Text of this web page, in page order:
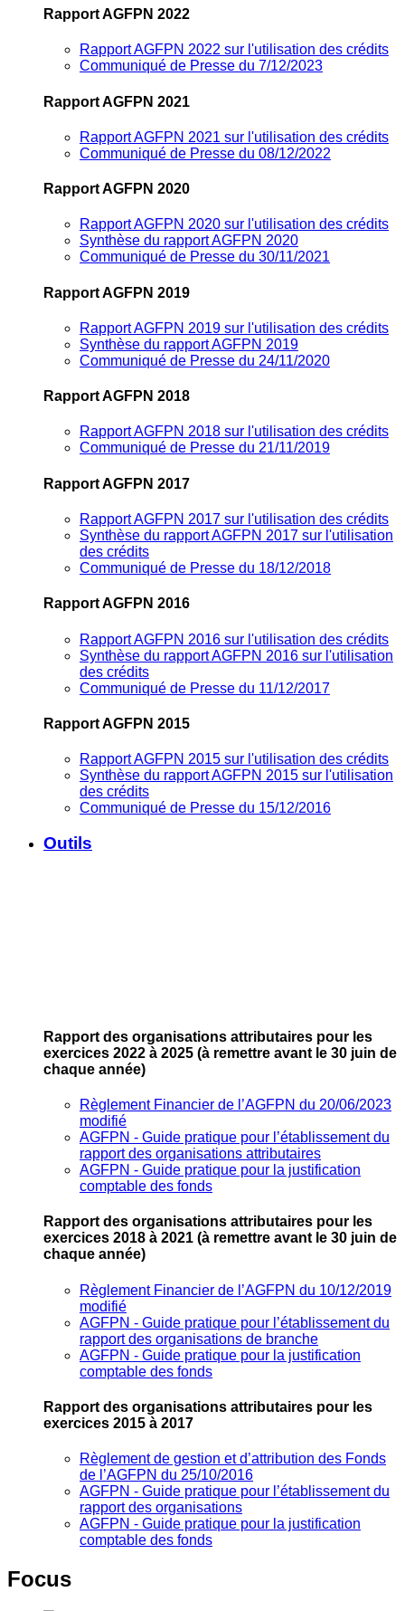
Rapport AGFPN 2022
Rapport AGFPN 2022 sur l'utilisation des crédits
Communiqué de Presse du 7/12/2023
Rapport AGFPN 2021
Rapport AGFPN 2021 sur l'utilisation des crédits
Communiqué de Presse du 08/12/2022
Rapport AGFPN 2020
Rapport AGFPN 2020 sur l'utilisation des crédits
Synthèse du rapport AGFPN 2020
Communiqué de Presse du 30/11/2021
Rapport AGFPN 2019
Rapport AGFPN 2019 sur l'utilisation des crédits
Synthèse du rapport AGFPN 2019
Communiqué de Presse du 24/11/2020
Rapport AGFPN 2018
Rapport AGFPN 2018 sur l'utilisation des crédits
Communiqué de Presse du 21/11/2019
Rapport AGFPN 2017
Rapport AGFPN 2017 sur l'utilisation des crédits
Synthèse du rapport AGFPN 2017 sur l'utilisation
des crédits
Communiqué de Presse du 18/12/2018
Rapport AGFPN 2016
Rapport AGFPN 2016 sur l'utilisation des crédits
Synthèse du rapport AGFPN 2016 sur l'utilisation
des crédits
Communiqué de Presse du 11/12/2017
Rapport AGFPN 2015
Rapport AGFPN 2015 sur l'utilisation des crédits
Synthèse du rapport AGFPN 2015 sur l'utilisation
des crédits
Communiqué de Presse du 15/12/2016
Outils
Rapport des organisations attributaires pour les
exercices 2022 à 2025 (à remettre avant le 30 juin de
chaque année)
Règlement Financier de l’AGFPN du 20/06/2023
modifié
AGFPN ‐ Guide pratique pour l’établissement du
rapport des organisations attributaires
AGFPN ‐ Guide pratique pour la justification
comptable des fonds
Rapport des organisations attributaires pour les
exercices 2018 à 2021 (à remettre avant le 30 juin de
chaque année)
Règlement Financier de l’AGFPN du 10/12/2019
modifié
AGFPN ‐ Guide pratique pour l’établissement du
rapport des organisations de branche
AGFPN ‐ Guide pratique pour la justification
comptable des fonds
Rapport des organisations attributaires pour les
exercices 2015 à 2017
Règlement de gestion et d’attribution des Fonds
de l’AGFPN du 25/10/2016
AGFPN ‐ Guide pratique pour l’établissement du
rapport des organisations
AGFPN ‐ Guide pratique pour la justification
comptable des fonds
Focus